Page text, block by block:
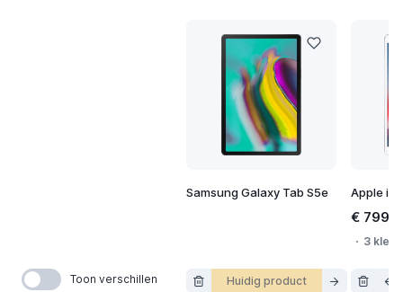
Samsung Galaxy Tab S5e Apple
€
3
Toon verschillen Huidig product